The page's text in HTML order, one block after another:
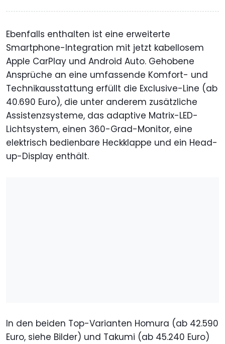
Ebenfalls enthalten ist eine erweiterte
Smartphone-Integration mit jetzt kabellosem
Apple CarPlay und Android Auto. Gehobene
Ansprüche an eine umfassende Komfort- und
Technikausstattung erfüllt die Exclusive-Line (ab
40.690 Euro), die unter anderem zusätzliche
Assistenzsysteme, das adaptive Matrix-LED-
Lichtsystem, einen 360-Grad-Monitor, eine
elektrisch bedienbare Heckklappe und ein Head-
up-Display enthält.
In den beiden Top-Varianten Homura (ab 42.590
Euro, siehe Bilder) und Takumi (ab 45.240 Euro)